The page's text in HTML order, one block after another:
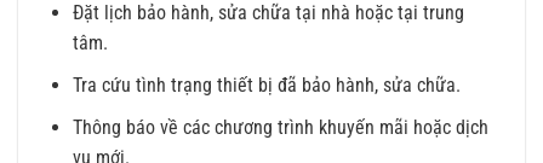
Đặt lịch bảo hành, sửa chữa tại nhà hoặc tại trung
tâm.
Tra cứu tình trạng thiết bị đã bảo hành, sửa chữa.
Thông báo về các chương trình khuyến mãi hoặc dịch
vụ mới.